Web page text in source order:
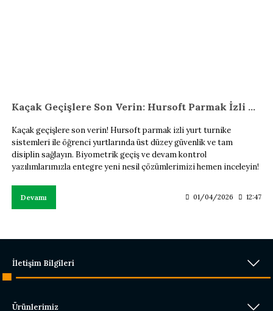
Kaçak Geçişlere Son Verin: Hursoft Parmak İzli Yurt Turnike Sistemleri!
Kaçak geçişlere son verin! Hursoft parmak izli yurt turnike
sistemleri ile öğrenci yurtlarında üst düzey güvenlik ve tam
disiplin sağlayın. Biyometrik geçiş ve devam kontrol
yazılımlarımızla entegre yeni nesil çözümlerimizi hemen inceleyin!
Devamı 01/04/2026 12:47
İletişim Bilgileri
Ürünlerimiz